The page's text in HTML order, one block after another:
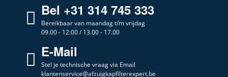
Bel +31 314 745 333
Bereikbaar van maandag t/m vrijdag
09.00 - 12.00 / 13.00 - 17.00
E-Mail
Stel je technische vraag via Email
klantenservice@afzuigkapfilterexpert.be